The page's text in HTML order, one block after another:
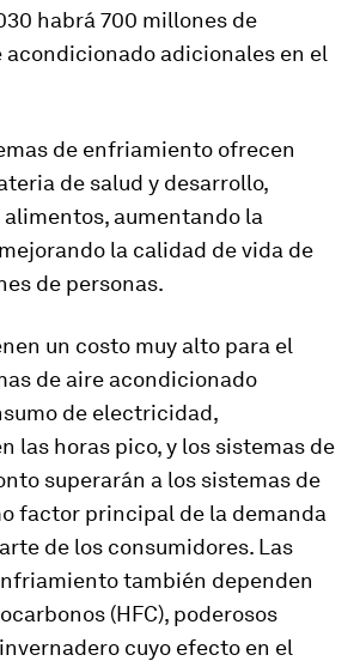
habrá 700 millones de
acondicionado adicionales en el
de enfriamiento ofrecen
de salud y desarrollo,
aumentando la
la calidad de vida de
de personas.
un costo muy alto para el
de aire acondicionado
de electricidad,
las horas pico, y los sistemas de
superarán a los sistemas de
factor principal de la demanda
de los consumidores. Las
también dependen
(HFC), poderosos
cuyo efecto en el